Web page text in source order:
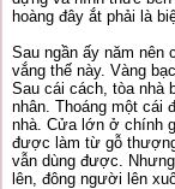
hoàng đây ắt phải là
Sau ngần ấy năm nên
vắng thế này. Vàng
Sau cái cách, tòa nhà
nhân. Thoáng một cái
nhà. Cửa lớn ở chính
được làm từ gỗ
vẫn dùng được.
lên, đông người lên